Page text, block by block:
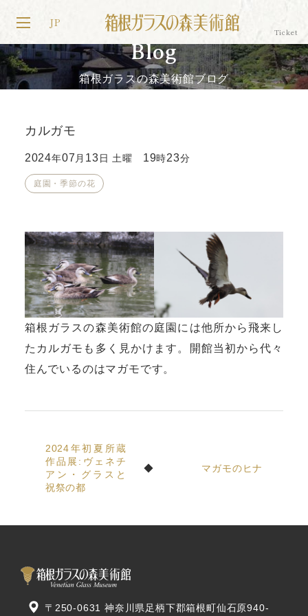
JP
Blog
箱根ガラスの森美術館ブログ
カルガモ
2024年07 月 13 日 土曜 19時23分
庭園・季節の花
箱根ガラスの森美術館の庭園には他所から飛来し
たカルガモも多く見かけます。開館当初から代々
住んでいるのはマガモです。
2024年初夏所蔵
作品展:ヴェネチ
アン・グラスと
祝祭の都
マガモのヒナ
〒250-0631 神奈川県足柄下郡箱根町仙石原940-